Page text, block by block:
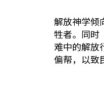
解放神学倾
牲者。同时
难中的解放
偏帮，以致